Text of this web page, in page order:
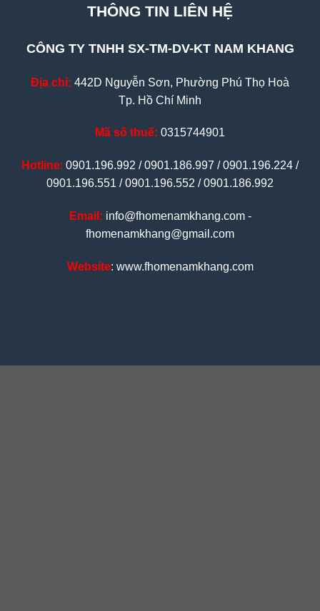
THÔNG TIN LIÊN HỆ
CÔNG TY TNHH SX-TM-DV-KT NAM KHANG
Địa chỉ: 442D Nguyễn Sơn, Phường Phú Thọ Hoà
Tp. Hồ Chí Minh
Mã số thuế: 0315744901
Hotline: 0901.196.992 / 0901.186.997 / 0901.196.224 /
0901.196.551 / 0901.196.552 / 0901.186.992
Email: info@fhomenamkhang.com -
fhomenamkhang@gmail.com
Website: www.fhomenamkhang.com